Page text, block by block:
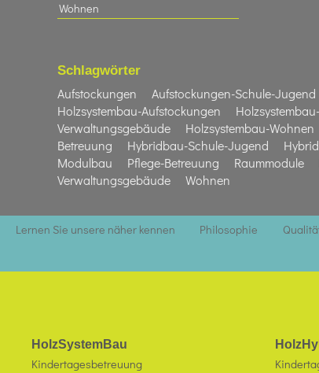
Wohnen
Schlagwörter
Aufstockungen Aufstockungen-Schule-Jugend
Holzsystembau-Aufstockungen
Verwaltungsgebäude
Holzsystembau-Wohnen
Betreuung
Hybridbau-Schule-Jugend
Modulbau
Pflege-Betreuung Raummodule
Verwaltungsgebäude
Wohnen
Lernen Sie unsere näher kennen Philosophie
HolzSystemBau
Kindertagesbetreuung